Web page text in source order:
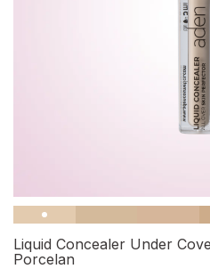
Liquid Concealer Under
Porcelan